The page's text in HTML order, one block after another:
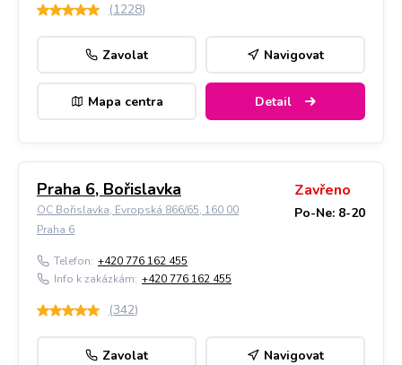
(1228)
Zavolat Navigovat
Mapa centra Detail
Praha 6, Bořislavka
OC Bořislavka, Evropská 866/65, 160 00
Praha 6
Zavřeno
Po-Ne: 8-20
Telefon: +420 776 162 455
Info k zakázkám: +420 776 162 455
(342)
Zavolat Navigovat